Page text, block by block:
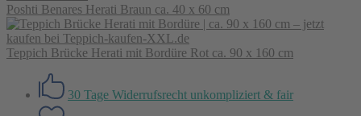
Poshti Benares Herati Braun ca. 40 x 60 cm
Teppich Brücke Herati mit Bordüre Rot ca. 90 x 160 cm
30 Tage Widerrufsrecht unkompliziert & fair